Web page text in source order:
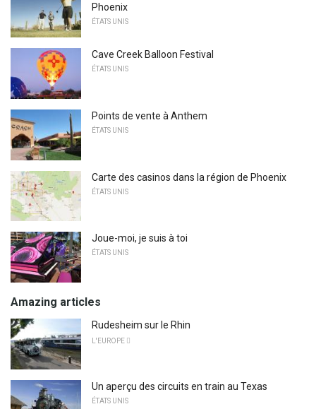
Phoenix
ÉTATS UNIS
Cave Creek Balloon Festival
ÉTATS UNIS
Points de vente à Anthem
ÉTATS UNIS
Carte des casinos dans la région de Phoenix
ÉTATS UNIS
Joue-moi, je suis à toi
ÉTATS UNIS
Amazing articles
Rudesheim sur le Rhin
L'EUROPE 
Un aperçu des circuits en train au Texas
ÉTATS UNIS